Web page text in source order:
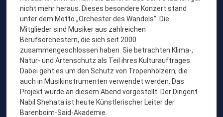
nicht mehr heraus. Dieses besondere Konzert stand
unter dem Motto „Orchester des Wandels“. Die
Mitglieder sind Musiker aus zahlreichen
Berufsorchestern, die sich seit 2000
zusammengeschlossen haben. Sie betrachten Klima-,
Natur- und Artenschutz als Teil ihres Kulturauftrages.
Dabei geht es um den Schutz von Tropenhölzern, die
auch in Musikinstrumenten verwendet werden. Das
Projekt wurde an diesem Abend vorgestellt. Der Dirigent
Nabil Shehata ist heute Künstlerischer Leiter der
Barenboim-Said-Akademie.